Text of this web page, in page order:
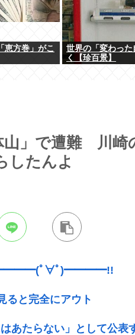
恵方巻」がこ
世界の「変わっ
く【珍百景】
山」で遭難 川崎
したんよ
ｷﾀ━━━━(ﾟ∀ﾟ)━━━━!!
ると完全にアウト
あたらない」として公表